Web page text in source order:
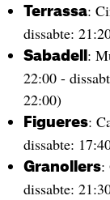
Terrassa:
dissabte:
Sabadell :
22:00 -
22:00)
Figueres:
dissabte:
Granollers:
dissabte: